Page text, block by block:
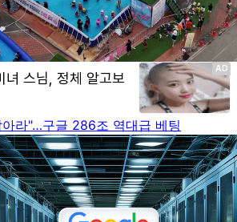
라"…구글 286조 역대급 베팅